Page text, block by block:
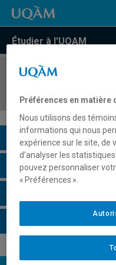
Étudier à l'UQAM
COURS//
Description du cours
Horaire - Été 2026
Préférences en matière
Nous utilisons des
informations qui nous
expérience sur le site, de
d’analyser les
pouvez personnaliser
« Préférences ».